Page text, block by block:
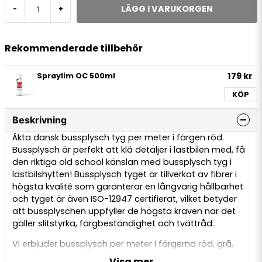
- + LÄGG I VARUKORGEN
Rekommenderade tillbehör
Spraylim OC 500ml 179 kr
KÖP
Beskrivning
Äkta dansk bussplysch tyg per meter i färgen röd.
Bussplysch är perfekt att klä detaljer i lastbilen med, få
den riktiga old school känslan med bussplysch tyg i
lastbilshytten! Bussplysch tyget är tillverkat av fibrer i
högsta kvalité som garanterar en långvarig hållbarhet
och tyget är även ISO-12947 certifierat, vilket betyder
att bussplyschen uppfyller de högsta kraven när det
gäller slitstyrka, färgbeständighet och tvättråd.
Vi erbjuder bussplysch per meter i färgerna röd, grå,